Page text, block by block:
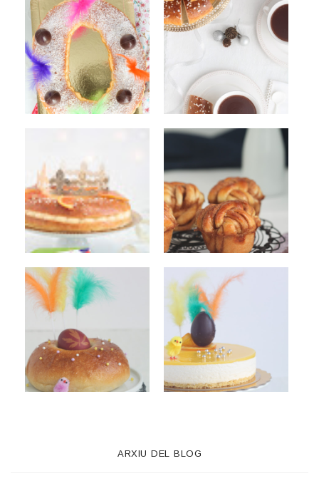
ARXIU DEL BLOG